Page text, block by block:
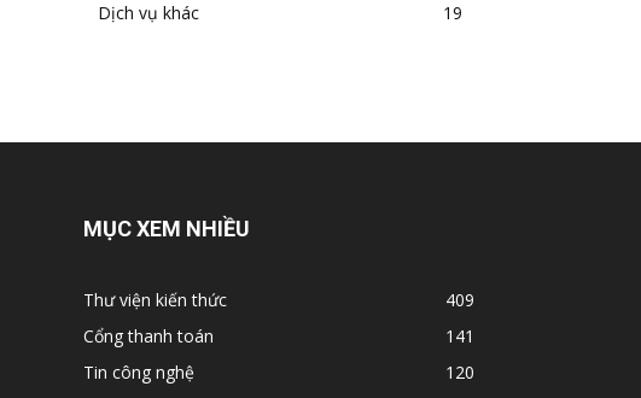
Dịch vụ khác
19
MỤC XEM NHIỀU
Thư viện kiến thức
409
Cổng thanh toán
141
Tin công nghệ
120